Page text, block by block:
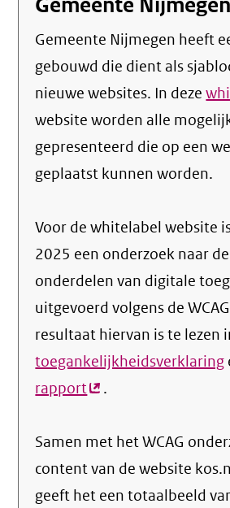
Gemeente Nijmegen heeft
gebouwd die dient als
nieuwe websites. In deze
website worden alle
gepresenteerd die op een
geplaatst kunnen worden.
Voor de whitelabel website
2025 een onderzoek naar
onderdelen van digitale
uitgevoerd volgens de
resultaat hiervan is te lezen
toegankelijkheidsverklaring
rapport(externe
.
Samen met het WCAG
content van de website
geeft het een totaalbeeld